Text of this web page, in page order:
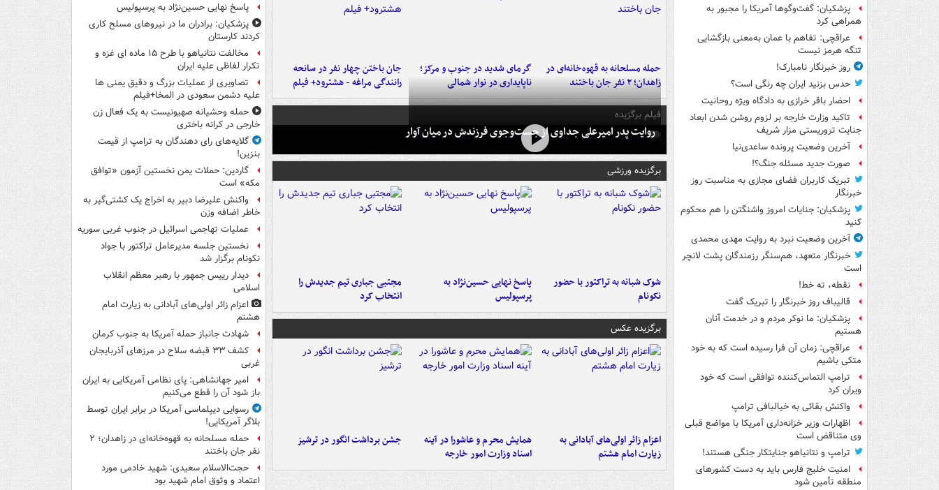
پزشکیان: گفت‌وگوها آمریکا را مجبور به
همراهی کرد
عراقچی: تفاهم با عمان به‌معنی بازگشایی
تنگه هرمز نیست
روز خبرنگار نامبارک!
حدس بزنید ایران چه رنگی است؟
احضار باقر خرازی به دادگاه ویژه روحانیت
تاکید وزارت خارجه بر لزوم روشن شدن ابعاد
جنایت تروریستی مزار شریف
آخرین وضعیت پرونده ساعدی‌نیا
صورت جدید مسئله جنگ؟!
تبریک کاربران فضای مجازی به مناسبت روز
خبرنگار
پزشکیان: جنایات امروز واشنگتن را هم محکوم
کنید
آخرین وضعیت نبرد به روایت مهدی محمدی
خبرنگار متعهد، هم‌سنگر رزمندگان پشت لانچر
است
نقطه، ته خط!
قالیباف روز خبرنگار را تبریک گفت
پزشکیان: ما نوکر مردم و در خدمت آنان
هستیم
عراقچی: زمان آن فرا رسیده است که به خود
متکی باشیم
ترامپ التماس‌کننده توافقی است که خود
ویران کرد
واکنش بقائی به خیالبافی ترامپ
اظهارات وزیر خزانه‌داری آمریکا با مواضع قبلی
وی متناقض است
ترامپ و نتانیاهو جنایتکار جنگی هستند!
امنیت خلیج فارس باید به دست کشورهای
منطقه تأمین شود
حمله مسلحانه به قهوه‌خانه‌ای در
زاهدان؛ ۲ نفر جان باختند
گرمای شدید در جنوب و مرکز؛
ناپایداری در نوار شمالی
جان باختن چهار نفر در سانحه
رانندگی مراغه - هشترود+ فیلم
فیلم برگزیده
روایت پدر امیرعلی جداوی از جست‌وجوی فرزندش در میان آوار
برگزیده ورزشی
شوک شبانه به تراکتور با حضور
نکونام
پاسخ نهایی حسین‌نژاد به
پرسپولیس
مجتبی جباری تیم جدیدش را
انتخاب کرد
برگزیده عکس
اعزام زائر اولی‌های آبادانی به
زیارت امام هشتم
همایش محرم و عاشورا در آینه
اسناد وزارت امور خارجه
جشن برداشت انگور در ترشیز
پاسخ نهایی حسین‌نژاد به پرسپولیس
پزشکیان: برادران ما در نیروهای مسلح کاری
کردند کارستان
مخالفت نتانیاهو با طرح ۱۵ ماده ای غزه و
تکرار لفاظی علیه ایران
تصاویری از عملیات بزرگ و دقیق یمنی ها
علیه دشمن سعودی در المخا+فیلم
حمله وحشیانه صهیونیست به یک فعال زن
خارجی در کرانه باختری
گلایه‌های رای دهندگان به ترامپ از قیمت
بنزین!
گاردین: حملات یمن نخستین آزمون «توافق
مکه» است
واکنش علیرضا دبیر به اخراج یک کشتی‌گیر به
خاطر اضافه وزن
عملیات تهاجمی اسرائیل در جنوب غربی سوریه
نخستین جلسه مدیرعامل تراکتور با جواد
نکونام برگزار شد
دیدار رییس جمهور با رهبر معظم انقلاب
اسلامی
اعزام زائر اولی‌های آبادانی به زیارت امام
هشتم
شهادت جانباز حمله آمریکا به جنوب کرمان
کشف ۳۳ قبضه سلاح در مرزهای آذربایجان
غربی
امیر جهانشاهی: پای نظامی آمریکایی به ایران
باز شود آن را قطع می‌کنیم
رسوایی دیپلماسی آمریکا در برابر ایران توسط
بلاگر آمریکایی!
حمله مسلحانه به قهوه‌خانه‌ای در زاهدان؛ ۲
نفر جان باختند
حجت‌الاسلام سعیدی: شهید خادمی مورد
اعتماد و وثوق امام شهید بود